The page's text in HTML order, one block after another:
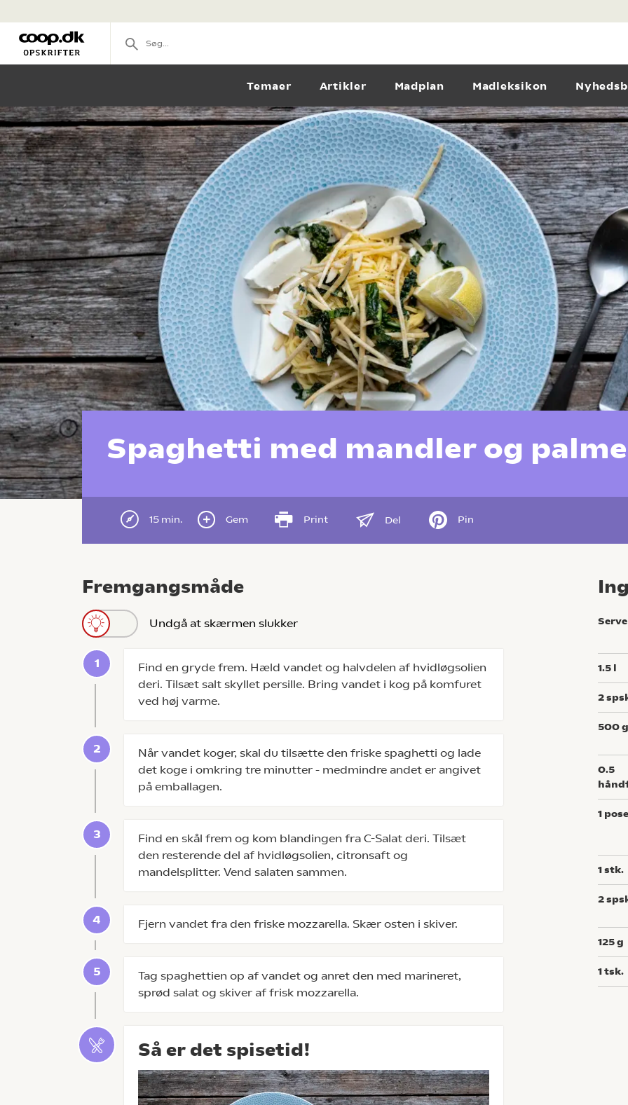
Temaer Artikler Madplan Madleksikon
Spaghetti med mandler og
15 min. Gem Print Del Pin
Fremgangsmåde
Undgå at skærmen slukker
Find en gryde frem. Hæld vandet og halvdelen af hvidløgsolien
deri. Tilsæt salt skyllet persille. Bring vandet i kog på komfuret
ved høj varme.
Når vandet koger, skal du tilsætte den friske spaghetti og lade
det koge i omkring tre minutter - medmindre andet er angivet
på emballagen.
Find en skål frem og kom blandingen fra C-Salat deri. Tilsæt
den resterende del af hvidløgsolien, citronsaft og
mandelsplitter. Vend salaten sammen.
Fjern vandet fra den friske mozzarella. Skær osten i skiver.
Tag spaghettien op af vandet og anret den med marineret,
sprød salat og skiver af frisk mozzarella.
Så er det spisetid!
1.5 l
2
500g
0.5
1 pose
1stk.
2
125g
1tsk.